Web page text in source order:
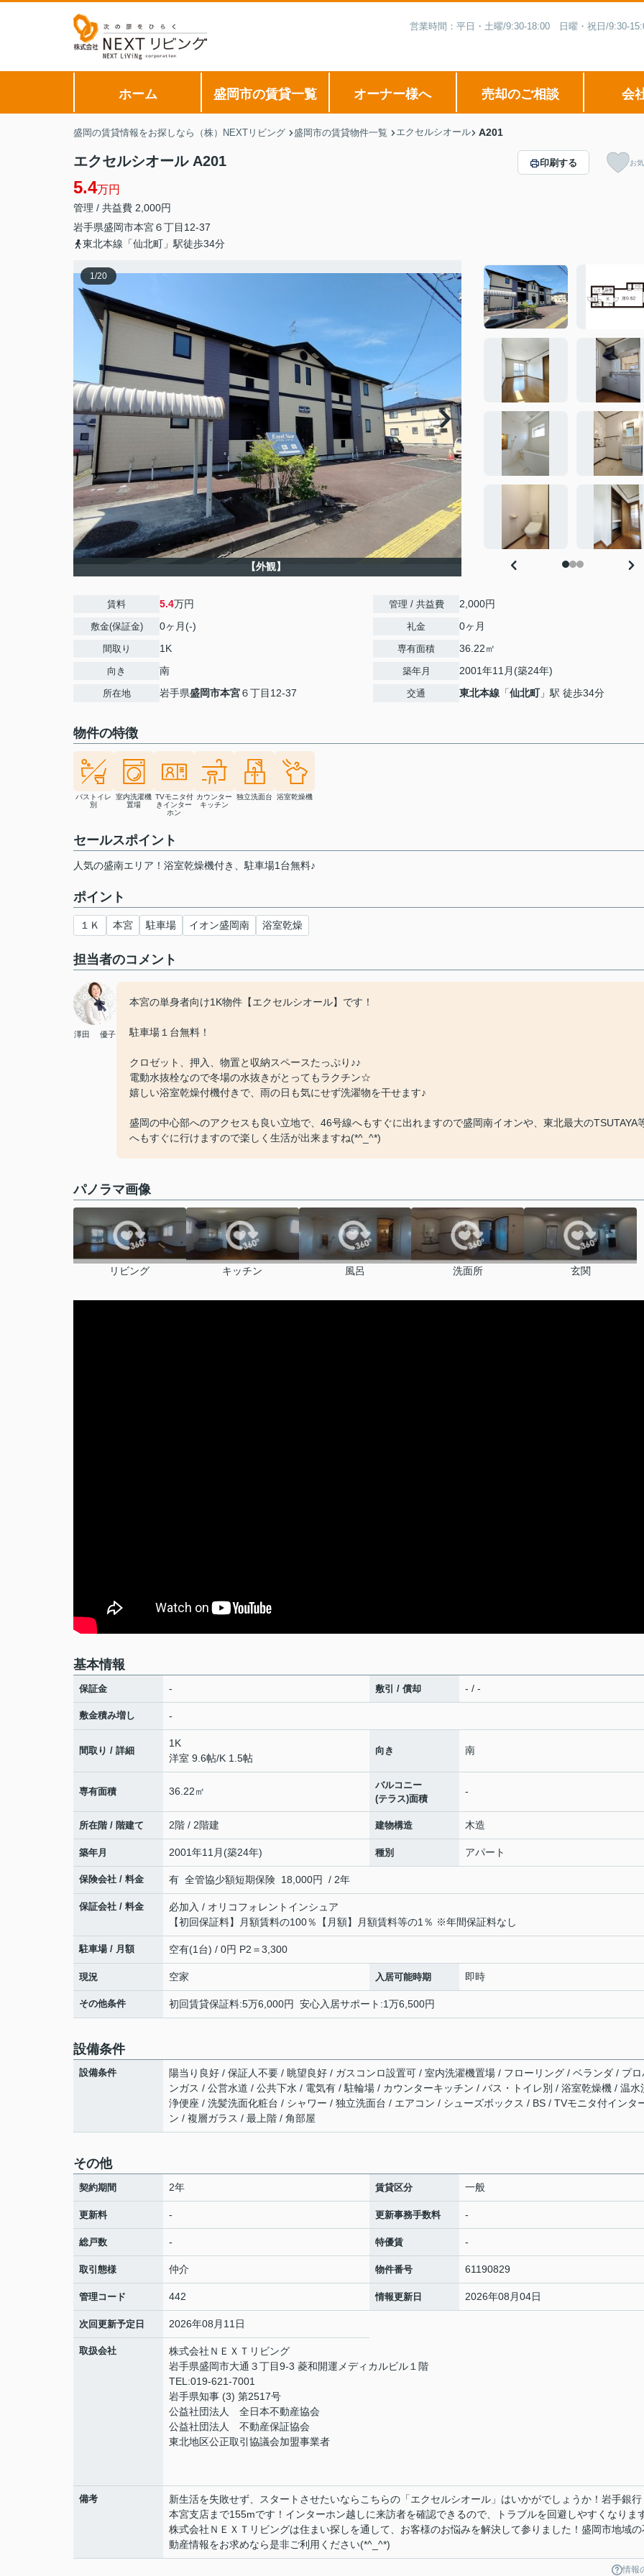
営業時間：平日・土曜/9:30-18:00 日曜・祝日/9:30-
ホーム 盛岡市の賃貸一覧 オーナー様へ 売却のご相談 会
盛岡の賃貸情報をお探しなら（株）NEXTリビング 盛岡市の賃貸物件一覧 エクセルシオール A201
エクセルシオール A201
5.4万円
管理 / 共益費 2,000円
岩手県盛岡市本宮６丁目12-37
東北本線「仙北町」駅徒歩34分
印刷する お
1/20
【外観】
賃料 5.4万円
敷金(保証金) 0ヶ月(-)
間取り 1K
向き 南
所在地 岩手県盛岡市本宮６丁目12-37
管理 / 共益費 2,000円
礼金 0ヶ月
専有面積 36.22㎡
築年月 2001年11月(築24年)
交通 東北本線 「仙北町」駅 徒歩34分
物件の特徴
バストイレ
別
室内洗濯機
置場
TVモニタ付
きインター
ホン
カウンター
キッチン
独立洗面台 浴室乾燥機
セールスポイント
人気の盛南エリア！浴室乾燥機付き、駐車場1台無料♪
ポイント
１Ｋ 本宮 駐車場 イオン盛岡南 浴室乾燥
担当者のコメント
澤田 優子
本宮の単身者向け1K物件【エクセルシオール】です！
駐車場１台無料！
クロゼット、押入、物置と収納スペースたっぷり♪♪
電動水抜栓なので冬場の水抜きがとってもラクチン☆
嬉しい浴室乾燥付機付きで、雨の日も気にせず洗濯物を干せます♪
盛岡の中心部へのアクセスも良い立地で、46号線へもすぐに出れますので盛岡南イオンや、東北最大のTSUTAYA
へもすぐに行けますので楽しく生活が出来ますね(*^_^*)
パノラマ画像
リビング キッチン 風呂 洗面所 玄関
基本情報
保証金 - 敷引 / 償却 - / -
敷金積み増し -
間取り / 詳細
1K
洋室 9.6帖/K 1.5帖
向き 南
専有面積 36.22㎡
バルコニー
(テラス)面積
-
所在階 / 階建て 2階 / 2階建 建物構造 木造
築年月 2001年11月(築24年) 種別 アパート
保険会社 / 料金 有 全管協少額短期保険 18,000円 / 2年
保証会社 / 料金
必加入 / オリコフォレントインシュア
【初回保証料】月額賃料の100％【月額】月額賃料等の1％ ※年間保証料なし
駐車場 / 月額 空有(1台) / 0円 P2＝3,300
現況 空家 入居可能時期 即時
その他条件 初回賃貸保証料:5万6,000円 安心入居サポート:1万6,500円
設備条件
設備条件
陽当り良好 / 保証人不要 / 眺望良好 / ガスコンロ設置可 / 室内洗濯機置場 / フローリング / ベランダ / プロ
ンガス / 公営水道 / 公共下水 / 電気有 / 駐輪場 / カウンターキッチン / バス・トイレ別 / 浴室乾燥機 / 温水
浄便座 / 洗髪洗面化粧台 / シャワー / 独立洗面台 / エアコン / シューズボックス / BS / TVモニタ付インタ
ン / 複層ガラス / 最上階 / 角部屋
その他
契約期間 2年 賃貸区分 一般
更新料 - 更新事務手数料 -
総戸数 - 特優賃 -
取引態様 仲介 物件番号 61190829
管理コード 442 情報更新日 2026年08月04日
次回更新予定日 2026年08月11日
取扱会社
株式会社ＮＥＸＴリビング
岩手県盛岡市大通３丁目9-3 菱和開運メディカルビル１階
TEL:019-621-7001
岩手県知事 (3) 第2517号
公益社団法人 全日本不動産協会
公益社団法人 不動産保証協会
東北地区公正取引協議会加盟事業者
備考
新生活を失敗せず、スタートさせたいならこちらの「エクセルシオール」はいかがでしょうか！岩手銀
本宮支店まで155mです！インターホン越しに来訪者を確認できるので、トラブルを回避しやすくなりま
株式会社ＮＥＸＴリビングは住まい探しを通して、お客様のお悩みを解決して参りました！盛岡市地域の
動産情報をお求めなら是非ご利用ください(*^_^*)
情報